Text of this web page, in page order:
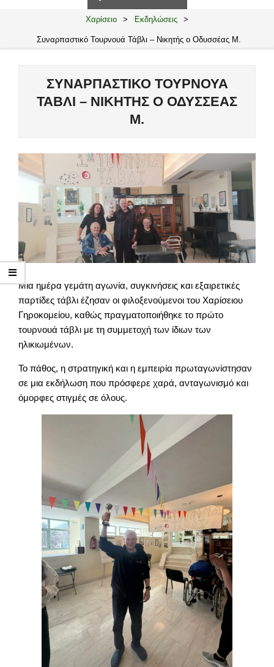
Χαρίσειο > Εκδηλώσεις >
Συναρπαστικό Τουρνουά Τάβλι – Νικητής ο Οδυσσέας Μ.
ΣΥΝΑΡΠΑΣΤΙΚΌ ΤΟΥΡΝΟΥΆ
ΤΆΒΛΙ – ΝΙΚΗΤΉΣ Ο ΟΔΥΣΣΈΑΣ
Μ.
Μια ημέρα γεμάτη αγωνία, συγκινήσεις και εξαιρετικές
παρτίδες τάβλι έζησαν οι φιλοξενούμενοι του Χαρίσειου
Γηροκομείου, καθώς πραγματοποιήθηκε το πρώτο
τουρνουά τάβλι με τη συμμετοχή των ίδιων των
ηλικιωμένων.
Το πάθος, η στρατηγική και η εμπειρία πρωταγωνίστησαν
σε μια εκδήλωση που πρόσφερε χαρά, ανταγωνισμό και
όμορφες στιγμές σε όλους.